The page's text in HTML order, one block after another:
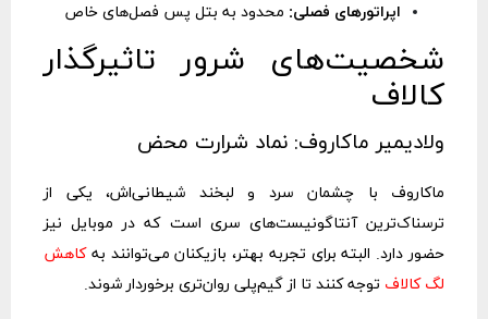
اپراتورهای فصلی: محدود به بتل پس فصل‌های خاص
شخصیت‌های شرور تاثیرگذار
کالاف
ولادیمیر ماکاروف: نماد شرارت محض
ماکاروف با چشمان سرد و لبخند شیطانی‌اش، یکی از
ترسناک‌ترین آنتاگونیست‌های سری است که در موبایل نیز
حضور دارد. البته برای تجربه بهتر، بازیکنان می‌توانند بهکاهش
لگ کالاف توجه کنند تا از گیم‌پلی روان‌تری برخوردار شوند.